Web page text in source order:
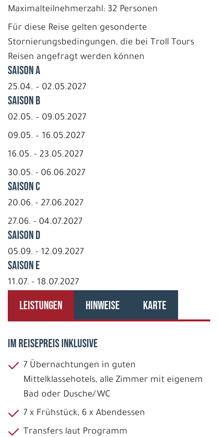
Maximalteilnehmerzahl: 32 Personen
Für diese Reise gelten gesonderte
Stornierungsbedingungen, die bei Troll Tours
Reisen angefragt werden können
Saison A
25.04. – 02.05.2027
Saison B
02.05. – 09.05.2027
09.05. – 16.05.2027
16.05. - 23.05.2027
30.05. - 06.06.2027
Saison C
20.06. - 27.06.2027
27.06. - 04.07.2027
Saison D
05.09. - 12.09.2027
Saison E
11.07. - 18.07.2027
LEISTUNGEN HINWEISE KARTE
IM REISEPREIS INKLUSIVE
7 Übernachtungen in guten
Mittelklassehotels, alle Zimmer mit eigenem
Bad oder Dusche/WC
7 x Frühstück, 6 x Abendessen
Transfers laut Programm